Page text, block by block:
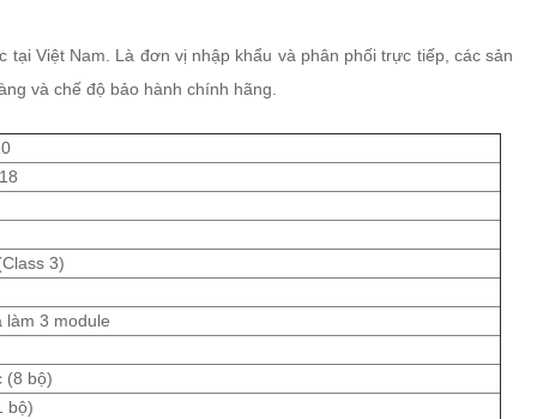
Việt Nam. Là đơn vị nhập khẩu và phân phối trực tiếp, các sản
và chế độ bảo hành chính hãng.
3)
làm 3 module
(8 bộ)
bộ)